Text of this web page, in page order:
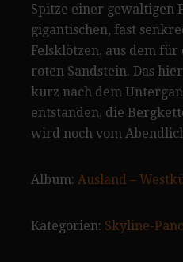
Spitze einer gewaltigen
gigantischen, fast
Felsklötzen, aus dem für
roten Sandstein. Das
kurz nach dem
entstanden, die
wird noch vom
Album: Ausland –
Kategorien: Skyline-